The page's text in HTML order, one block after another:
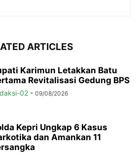
ARTICLES
Karimun Letakkan Batu
Revitalisasi Gedung BPS
02 - 09/08/2026
Kepri Ungkap 6 Kasus
dan Amankan 11